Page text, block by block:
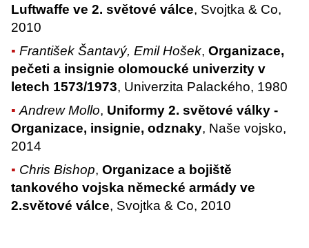
Luftwaffe ve 2. světové válce, Svojtka & Co,
2010
František Šantavý, Emil Hošek,Organizace,
pečeti a insignie olomoucké univerzity v
letech 1573/1973, Univerzita Palackého, 1980
Andrew Mollo, Uniformy 2. světové války -
Organizace, insignie, odznaky, Naše vojsko,
2014
Chris Bishop,Organizace a bojiště
tankového vojska německé armády ve
2.světové válce, Svojtka & Co, 2010